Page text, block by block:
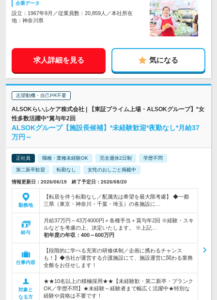
企業データ
設立：1967年9月／従業員数：20,859人／本社所在
地：神奈川県
求人詳細を見る 気になる
志望動機・自己PR不要
ALSOKらいふケア株式会社 | 【東証プライム上場・ALSOKグループ】*女
性多数活躍中*賞与年2回
ALSOKグループ【施設長候補】*未経験歓迎*夜勤なし*月給37
万円～
正社員 職種・業種未経験OK 完全週休2日制 学歴不問
第二新卒歓迎 転勤なし 女性のおしごと掲載中
情報更新日：2026/06/19 終了予定日：2026/08/20
勤務地
【転居を伴う転勤なし／配属先は希望を最大限考慮】 ◆一都
三県（東京・神奈川・千葉・埼玉）の各施設に…
給与
月給37万円～43万4000円＋各種手当＋賞与年2回 ※経験・スキ
ルなどを考慮の上、決定いたします。 ※上記…
初年度の年収： 400～600万円
仕事内容
【段階的に学べる充実の研修体制／企画に携わるチャンス
も！】◆当社が運営する介護施設にて、施設運営に関わる業務
全般をお任せします！
対象と
なる方
★★10名以上の積極採用★★【未経験歓・第二新卒・ブランク
OK／学歴不問】★未経験～経験者まで幅広く活躍中★特別な
経験や資格は不要です！